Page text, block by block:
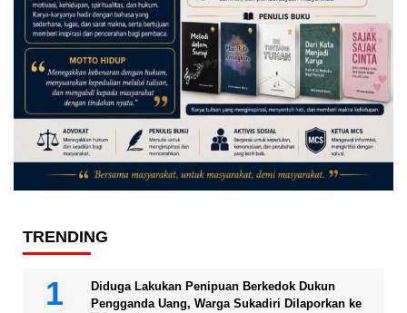
TRENDING
Diduga Lakukan Penipuan Berkedok Dukun
Pengganda Uang, Warga Sukadiri Dilaporkan ke